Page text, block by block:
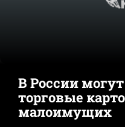
В России
торговые
малоимущих